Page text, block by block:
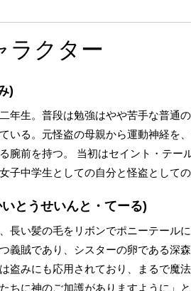
ラクター
)
年生。普段は勉強はやや苦手な普通
いる。元怪盗の母親から運動神経を
腕前を持つ。 当初はセイント・テ
子中学生としての自分と怪盗として
とうせいんと・てーる)
長い髪の毛をリボンでポニーテール
義賊であり、シスターの卵である深
盗みにも応用されており、まるで魔
ちに神のご加護がありますように」と